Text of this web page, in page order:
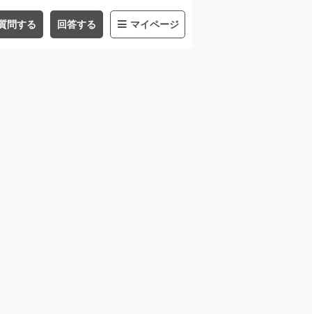
問する 回答する マイページ